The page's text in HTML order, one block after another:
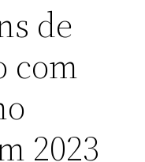
de
com
2023